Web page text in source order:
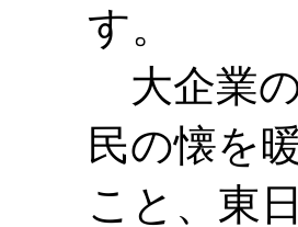
す。
大企業
民の懐を
こと、東